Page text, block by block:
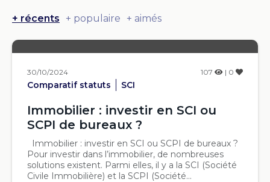
+ récents + populaire + aimés
30/10/2024 107 | 0
Comparatif statuts SCI
Immobilier : investir en SCI ou
SCPI de bureaux ?
Immobilier : investir en SCI ou SCPI de bureaux ?
Pour investir dans l’immobilier, de nombreuses
solutions existent. Parmi elles, il y a la SCI (Société
Civile Immobilière) et la SCPI (Société...